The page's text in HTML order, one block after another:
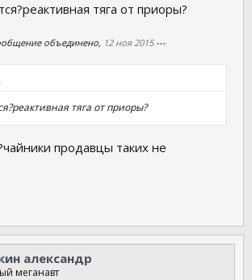
тяга от приоры?
объединено, 12 ноя 2015---
тяга от приоры?
продавцы таких не
александр
меганавт